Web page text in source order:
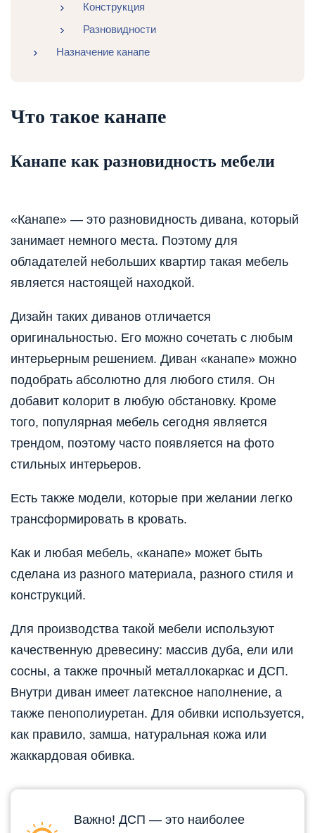
Конструкция
Разновидности
Назначение канапе
Что такое канапе
Канапе как разновидность мебели
«Канапе» — это разновидность дивана, который
занимает немного места. Поэтому для
обладателей небольших квартир такая мебель
является настоящей находкой.
Дизайн таких диванов отличается
оригинальностью. Его можно сочетать с любым
интерьерным решением. Диван «канапе» можно
подобрать абсолютно для любого стиля. Он
добавит колорит в любую обстановку. Кроме
того, популярная мебель сегодня является
трендом, поэтому часто появляется на фото
стильных интерьеров.
Есть также модели, которые при желании легко
трансформировать в кровать.
Как и любая мебель, «канапе» может быть
сделана из разного материала, разного стиля и
конструкций.
Для производства такой мебели используют
качественную древесину: массив дуба, ели или
сосны, а также прочный металлокаркас и ДСП.
Внутри диван имеет латексное наполнение, а
также пенополиуретан. Для обивки используется,
как правило, замша, натуральная кожа или
жаккардовая обивка.
Важно! ДСП — это наиболее